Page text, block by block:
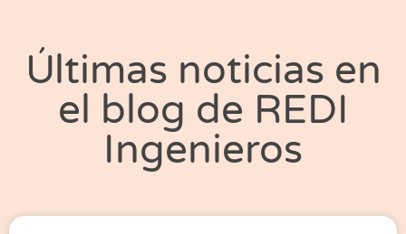
Últimas noticias en
el blog de REDI
Ingenieros